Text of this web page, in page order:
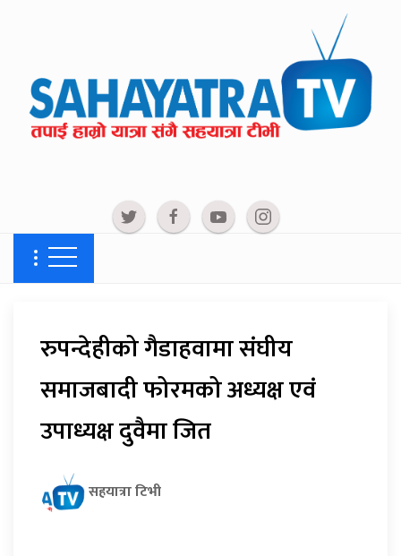
रुपन्देहीको गैडाहवामा संघीय
समाजबादी फोरमको अध्यक्ष एवं
उपाध्यक्ष दुवैमा जित
सहयात्रा टिभी